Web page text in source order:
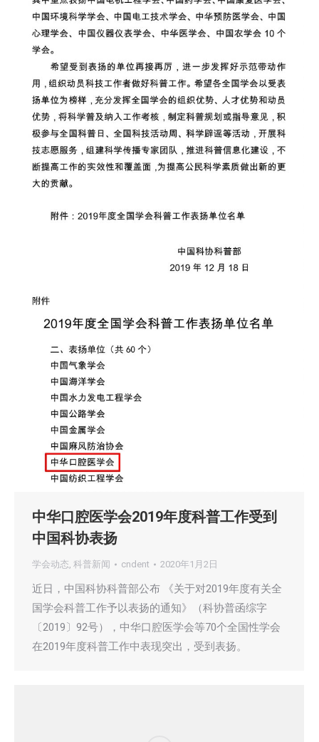
中华口腔医学会2019年度科普工作受到
中国科协表扬
学会动态, 科普新闻 cndent 2020年1月2日
近日，中国科协科普部公布 《关于对2019年度有关全
国学会科普工作予以表扬的通知》（科协普函综字
〔2019〕92号），中华口腔医学会等70个全国性学会
在2019年度科普工作中表现突出，受到表扬。